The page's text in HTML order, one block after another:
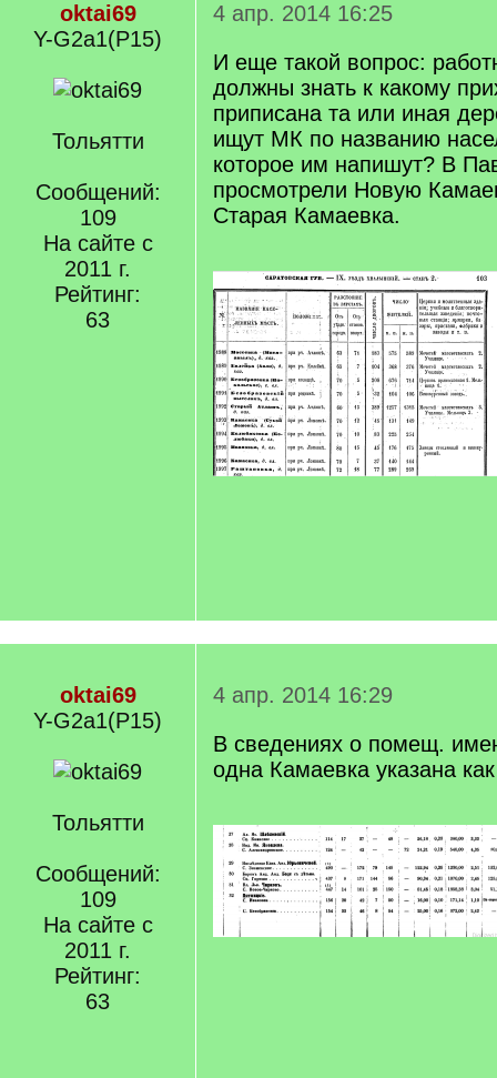
oktai69
Y-G2a1(P15)
Тольятти
Сообщений:
109
На сайте с
2011 г.
Рейтинг:
63
4 апр. 2014 16:25
И еще такой вопрос:
должны знать к какому
приписана та или иная
ищут МК по названию
которое им напишут? В
просмотрели Новую
Старая Камаевка.
oktai69
Y-G2a1(P15)
Тольятти
Сообщений:
109
На сайте с
2011 г.
Рейтинг:
63
4 апр. 2014 16:29
В сведениях о помещ.
одна Камаевка указана